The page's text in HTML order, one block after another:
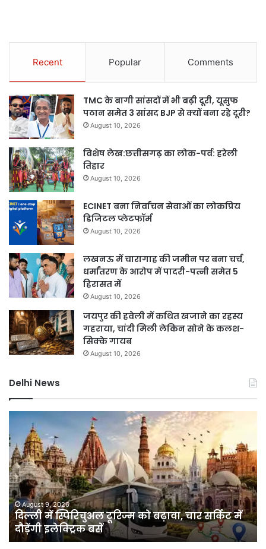
Recent Popular Comments
TMC के बागी सांसदों में भी बढ़ी दूरी, यूसुफ
पठान समेत 3 सांसद BJP से क्यों बना रहे दूरी?
August 10, 2026
विशेष लेख:छत्तीसगढ़ का लोक-पर्व: हरेली
तिहार
August 10, 2026
ECINET बना निर्वाचन सेवाओं का लोकप्रिय
डिजिटल प्लेटफॉर्म
August 10, 2026
लखनऊ में चारागाह की जमीन पर बना चर्च,
धर्मांतरण के आरोप में पादरी-पत्नी समेत 5
हिरासत में
August 10, 2026
जयपुर की हवेली में कथित खजाने का रहस्य
गहराया, चांदी मिली लेकिन सोने के कलश-
सिक्के गायब
August 10, 2026
Delhi News
दिल्ली
स्पिरिचुअल
टूरिज्म
को
बढ़ावा,
चार
सर्किट
में
दौड़ेंगी
इलेक्ट्रिक
August 9, 2026
दिल्ली में स्पिरिचुअल टूरिज्म को बढ़ावा, चार सर्किट में
दौड़ेंगी इलेक्ट्रिक बसें
72
घंटे
में
के